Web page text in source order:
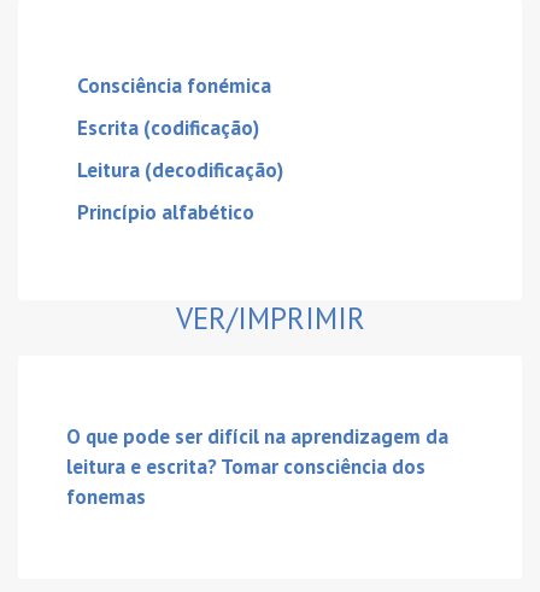
Consciência fonémica
Escrita (codificação)
Leitura (decodificação)
Princípio alfabético
VER/IMPRIMIR
O que pode ser difícil na aprendizagem da
leitura e escrita? Tomar consciência dos
fonemas